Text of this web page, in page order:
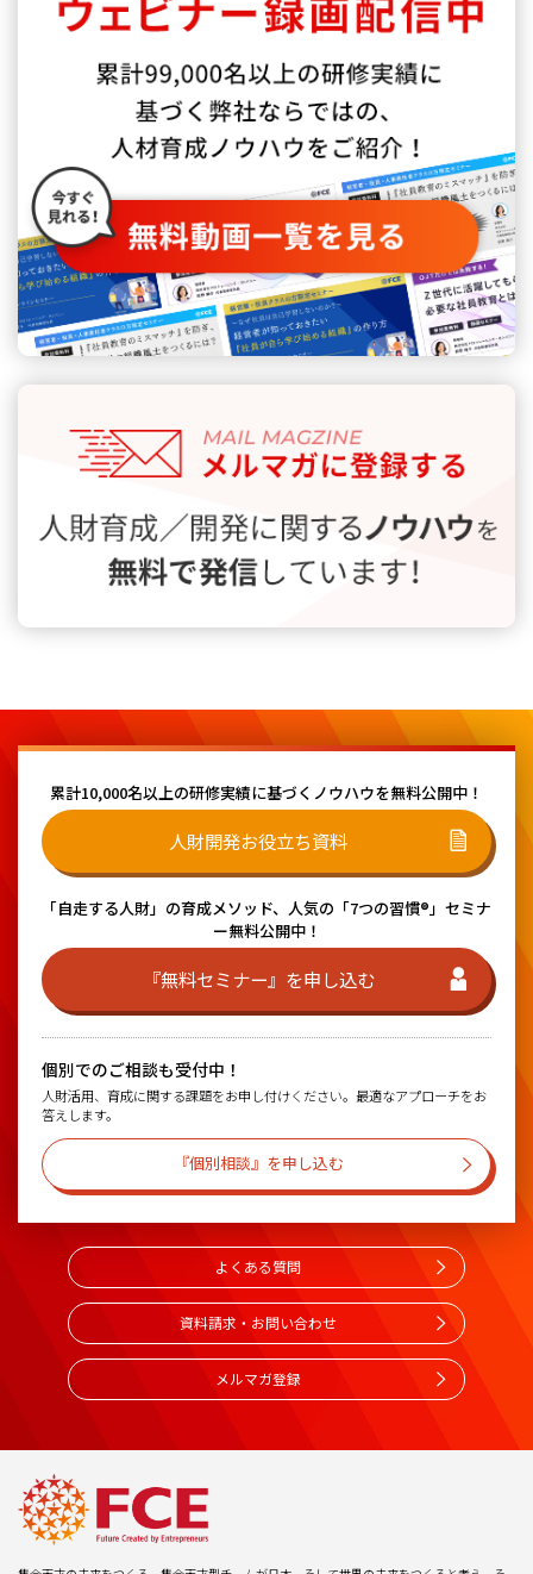
累計10,000名以上の研修実績に基づく ノウハウを無料公開中！
人財開発お役立ち資料
「自走する人財」の育成メソッド、 人気の「7つの習慣®」セミナ
ー無料公開中！
『無料セミナー』を申し込む
個別でのご相談も受付中！
人財活用、育成に関する課題をお申し付けください。最適なアプローチをお
答えします。
『個別相談』を申し込む
よくある質問
資料請求・お問い合わせ
メルマガ登録